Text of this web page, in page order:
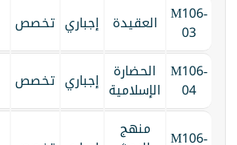
M106-
03 العقيدة إجباري تخصص
M106-
04
الحضارة
الإسلامية إجباري تخصص
M106- منهج